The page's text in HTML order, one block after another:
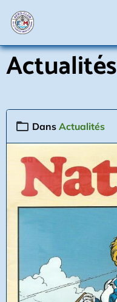
Actualités
Dans Actualités